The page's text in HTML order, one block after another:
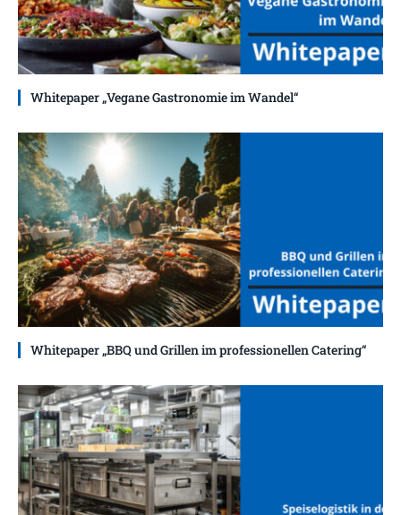
Whitepaper „Vegane Gastronomie im Wandel“
Whitepaper „BBQ und Grillen im professionellen Catering“